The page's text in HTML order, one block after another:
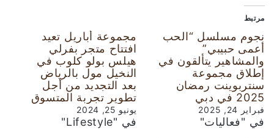
مرتبط
نجوم مسلسل “الحب
أعمى حبيبي”
والمشاهير يتألقون في
إطلاق مجموعة
سنتربوينت رمضان
2025 في دبي
فبراير 24, 2025
في "فعاليات"
مجموعة أباريل تعيد
افتتاح متجر بفرلي
هيلس بولو كلوب في
النخيل مول بالرياض
بعد التجديد من أجل
تطوير تجربة المتسوق
يونيو 25, 2024
في "Lifestyle"